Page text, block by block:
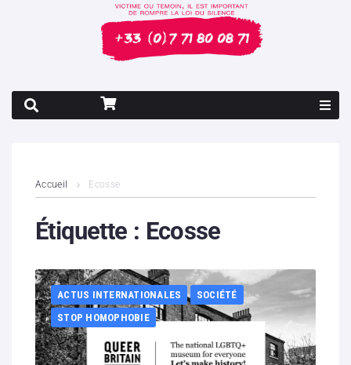
Contenus litigieux
Boutique
Partenaires
Accueil Ecosse
Étiquette : Ecosse
ACTUS INTERNATIONALES
SOCIÉTÉ
STOP HOMOPHOBIE